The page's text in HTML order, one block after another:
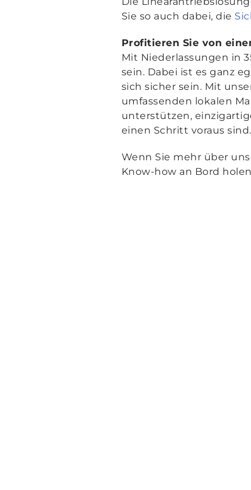
Sie so auch dabei, die
Profitieren Sie von
Mit Niederlassungen in
sein. Dabei ist es ganz
sich sicher sein. Mit
umfassenden lokalen
unterstützen,
einen Schritt voraus sind.
Wenn Sie mehr über
Know-how an Bord